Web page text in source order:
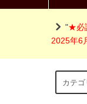
"★必
2025年6